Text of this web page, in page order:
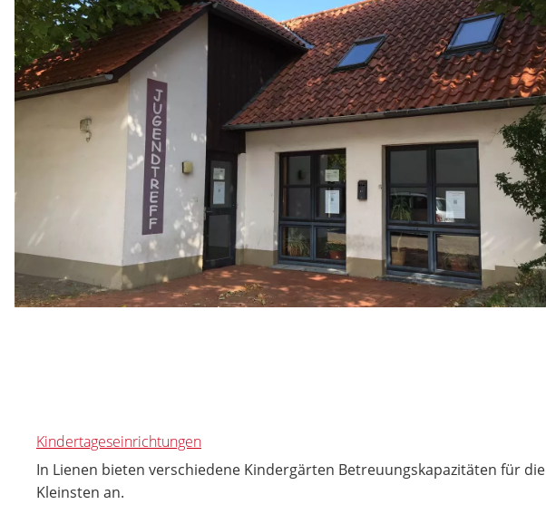
Kindertageseinrichtungen
In Lienen bieten verschiedene Kindergärten Betreuungskapazitäten für die
Kleinsten an.